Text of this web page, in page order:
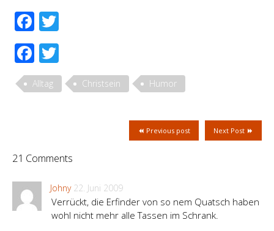
Facebook
Facebook
Alltag Christsein Humor
Next Post
Previous post
21 Comments
Johny 22. Juni 2009
Verrückt, die Erfinder von so nem Quatsch haben
wohl nicht mehr alle Tassen im Schrank.